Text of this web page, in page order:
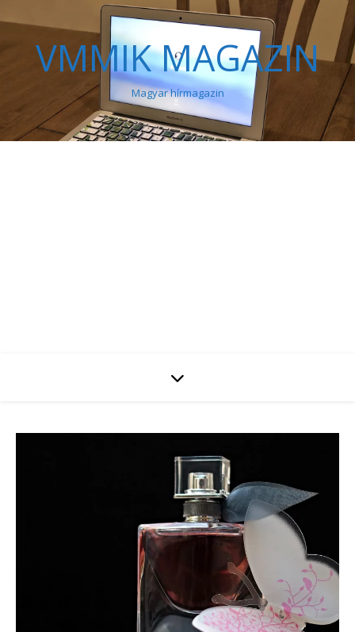
VMMIK MAGAZIN
Magyar hírmagazin